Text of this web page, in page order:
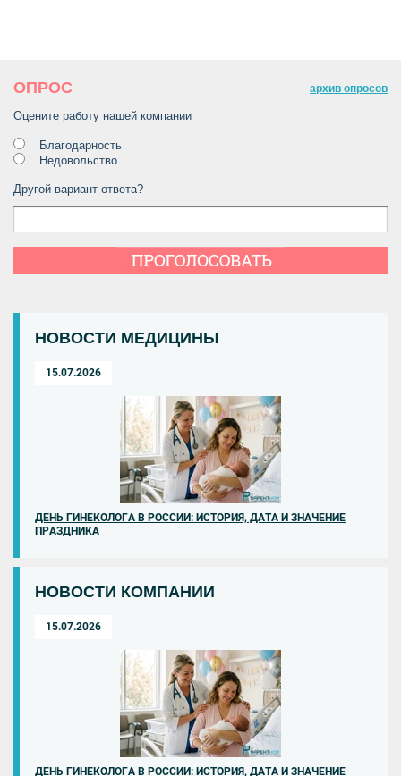
ОПРОС архив опросов
Оцените работу нашей компании
Благодарность
Недовольство
Другой вариант ответа?
НОВОСТИ МЕДИЦИНЫ
15.07.2026
ДЕНЬ ГИНЕКОЛОГА В РОССИИ: ИСТОРИЯ, ДАТА И ЗНАЧЕНИЕ
ПРАЗДНИКА
НОВОСТИ КОМПАНИИ
15.07.2026
ДЕНЬ ГИНЕКОЛОГА В РОССИИ: ИСТОРИЯ, ДАТА И ЗНАЧЕНИЕ